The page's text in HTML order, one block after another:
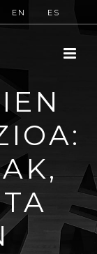
EN ES